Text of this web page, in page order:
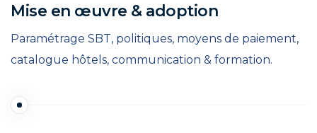
Mise en œuvre & adoption
Paramétrage SBT, politiques, moyens de paiement,
catalogue hôtels, communication & formation.